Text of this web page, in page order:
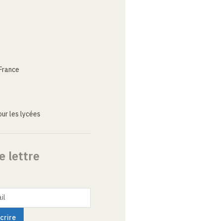
les lycées
lettre